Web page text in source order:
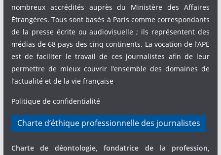
nombreux accrédités auprès du Ministère des Affaires
Étrangères. Tous sont basés à Paris comme correspondants
de la presse écrite ou audiovisuelle ; ils représentent des
médias de 68 pays des cinq continents. La vocation de l’APE
est de faciliter le travail de ces journalistes afin de leur
permettre de mieux couvrir l’ensemble des domaines de
l’actualité et de la vie française.
Politique de confidentialité
Charte d’éthique professionnelle des journalistes
Charte de déontologie, fondatrice de la profession,